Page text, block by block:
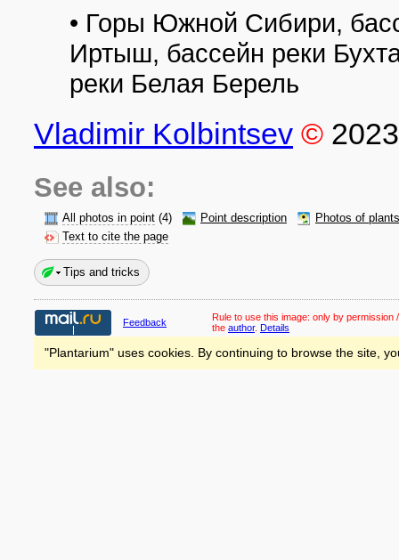
• Горы Южной Сибири,
Иртыш, бассейн реки
реки Белая Берель
Vladimir Kolbintsev © 2023
See also:
All photos in point (4) Point description
Photos of
Text to cite the page
Tips and tricks
Feedback Rule to use this image: only by permission
the author. Details
"Plantarium" uses cookies. By continuing to browse the site,